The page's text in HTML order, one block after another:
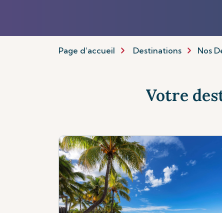
Page d’accueil Destinations Nos
Votre